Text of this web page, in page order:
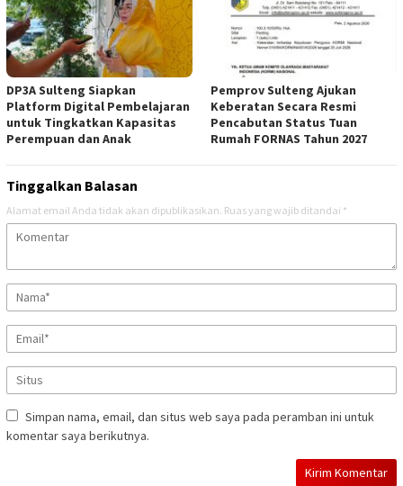
DP3A Sulteng Siapkan
Platform Digital Pembelajaran
untuk Tingkatkan Kapasitas
Perempuan dan Anak
Pemprov Sulteng Ajukan
Keberatan Secara Resmi
Pencabutan Status Tuan
Rumah FORNAS Tahun 2027
Tinggalkan Balasan
Alamat email Anda tidak akan dipublikasikan. Ruas yang wajib ditandai *
Simpan nama, email, dan situs web saya pada peramban ini untuk
komentar saya berikutnya.